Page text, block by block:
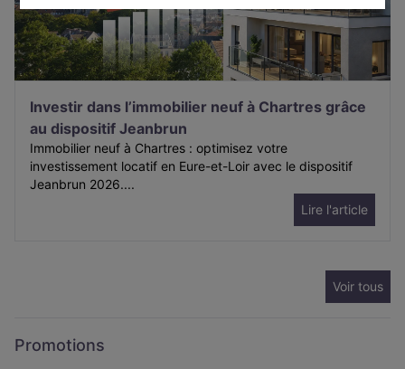
Investir dans l’immobilier neuf à Chartres grâce
au dispositif Jeanbrun
Immobilier neuf à Chartres : optimisez votre
investissement locatif en Eure-et-Loir avec le dispositif
Jeanbrun 2026....
Lire l'article
Voir tous
Promotions